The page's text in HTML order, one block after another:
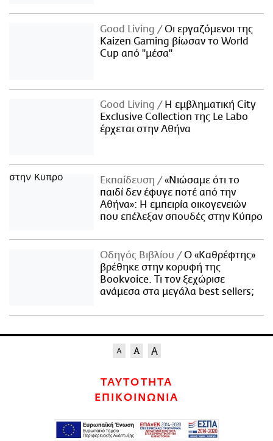
Good Living
Οι εργαζόμενοι της
Kaizen Gaming βίωσαν το World
Cup από "μέσα"
Good Living
Η εμβληματική City
Exclusive Collection της Le Labo
έρχεται στην Αθήνα
Εκπαίδευση
«Νιώσαμε ότι το
παιδί δεν έφυγε ποτέ από την
Αθήνα»: Η εμπειρία οικογενειών
που επέλεξαν σπουδές στην Κύπρο
Οδηγός Βιβλίου
Ο «Καθρέφτης»
βρέθηκε στην κορυφή της
Bookvoice. Τι τον ξεχώρισε
ανάμεσα στα μεγάλα best sellers;
ΤΑΥΤΟΤΗΤΑ
ΕΠΙΚΟΙΝΩΝΙΑ